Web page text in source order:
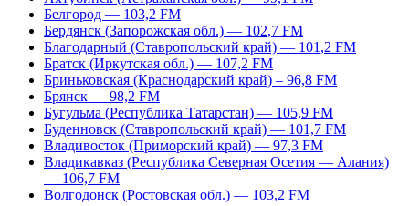
Белгород — 103,2 FM
Бердянск (Запорожская обл.) — 102,7 FM
Благодарный (Ставропольский край) — 101,2 FM
Братск (Иркутская обл.) — 107,2 FM
Бриньковская (Краснодарский край) – 96,8 FM
Брянск — 98,2 FM
Бугульма (Республика Татарстан) — 105,9 FM
Буденновск (Ставропольский край) — 101,7 FM
Владивосток (Приморский край) — 97,3 FM
Владикавказ (Республика Северная Осетия — Алания)
— 106,7 FM
Волгодонск (Ростовская обл.) — 103,2 FM